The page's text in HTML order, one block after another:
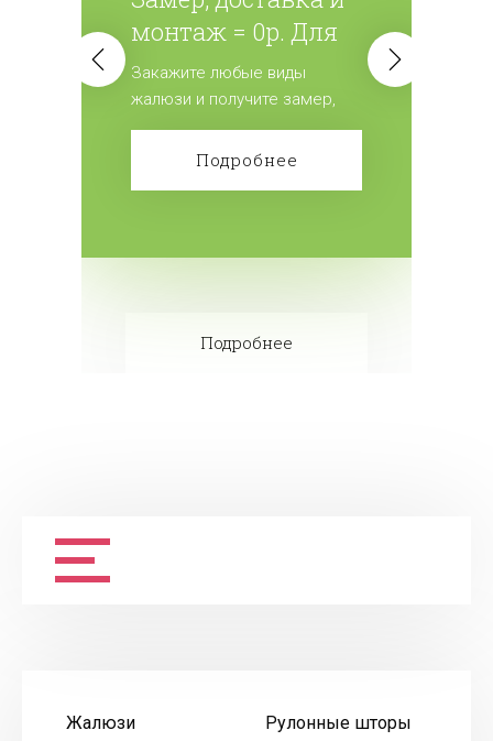
монтаж = 0р. Для
всех жалюзи.
Закажите любые виды
жалюзи и получите замер,
доставку и монтаж
бесплатно! Сделайте заказ!
Подробнее
Подробнее
Жалюзи
Рулонные шторы